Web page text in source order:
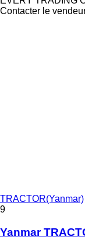
Contacter le
TRACTOR(Yanmar)
9
Yanmar